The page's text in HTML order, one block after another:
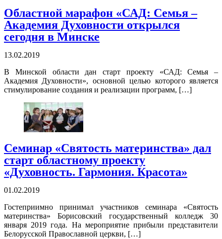
Областной марафон «САД: Семья –
Академия Духовности открылся
сегодня в Минске
13.02.2019
В Минской области дан старт проекту «САД: Семья –
Академия Духовности», основной целью которого является
стимулирование создания и реализации программ, […]
Семинар «Святость материнства» дал
старт областному проекту
«Духовность. Гармония. Красота»
01.02.2019
Гостеприимно принимал участников семинара «Святость
материнства» Борисовский государственный колледж 30
января 2019 года. На мероприятие прибыли представители
Белорусской Православной церкви, […]